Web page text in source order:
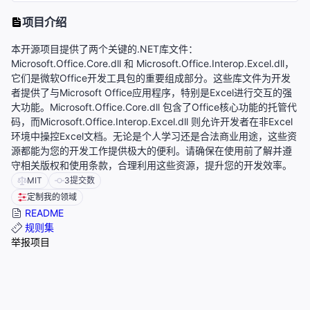
项目介绍
本开源项目提供了两个关键的.NET库文件：
Microsoft.Office.Core.dll 和 Microsoft.Office.Interop.Excel.dll，
它们是微软Office开发工具包的重要组成部分。这些库文件为开发
者提供了与Microsoft Office应用程序，特别是Excel进行交互的强
大功能。Microsoft.Office.Core.dll 包含了Office核心功能的托管代
码，而Microsoft.Office.Interop.Excel.dll 则允许开发者在非Excel
环境中操控Excel文档。无论是个人学习还是合法商业用途，这些资
源都能为您的开发工作提供极大的便利。请确保在使用前了解并遵
守相关版权和使用条款，合理利用这些资源，提升您的开发效率。
MIT 3提交数
定制我的领域
README
规则集
举报项目